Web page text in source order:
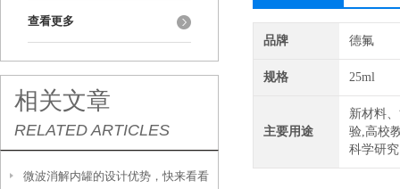
查看更多
相关文章
RELATED ARTICLES
微波消解内罐的设计优势，快来看看
品牌 德氟
规格 25ml
主要用途
新材料
验,高校
科学研究